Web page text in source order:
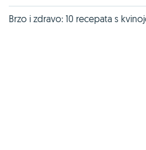
Brzo i zdravo: 10 recepata s